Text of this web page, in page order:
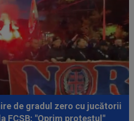
de gradul zero cu jucătorii
FCSB: "Oprim protestul"